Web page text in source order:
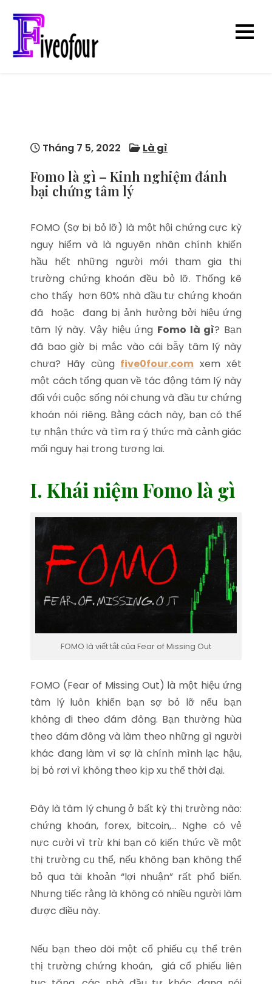
content
Tháng 7 5, 2022 Là gì
Fomo là gì – Kinh nghiệm đánh
bại chứng tâm lý
FOMO (Sợ bị bỏ lỡ) là một hội chứng cực kỳ
nguy hiểm và là nguyên nhân chính khiến
hầu hết những người mới tham gia thị
trường chứng khoán đều bỏ lỡ. Thống kê
cho thấy hơn 60% nhà đầu tư chứng khoán
đã hoặc đang bị ảnh hưởng bởi hiệu ứng
tâm lý này. Vậy hiệu ứng Fomo là gì? Bạn
đã bao giờ bị mắc vào cái bẫy tâm lý này
chưa? Hãy cùng five0four.com xem xét
một cách tổng quan về tác động tâm lý này
đối với cuộc sống nói chung và đầu tư chứng
khoán nói riêng. Bằng cách này, bạn có thể
tự nhận thức và tìm ra ý thức mà cảnh giác
mối nguy hại trong tương lai.
I. Khái niệm Fomo là gì
FOMO là viết tắt của Fear of Missing Out
FOMO (Fear of Missing Out) là một hiệu ứng
tâm lý luôn khiến bạn sợ bỏ lỡ nếu bạn
không đi theo đám đông. Bạn thường hùa
theo đám đông và làm theo những gì người
khác đang làm vì sợ là chính mình lạc hậu,
bị bỏ rơi vì không theo kịp xu thế thời đại.
Đây là tâm lý chung ở bất kỳ thị trường nào:
chứng khoán, forex, bitcoin,… Nghe có vẻ
nực cười vì trừ khi bạn có kiến ​​thức về một
thị trường cụ thể, nếu không bạn không thể
bỏ qua tài khoản “lợi nhuận” rất phổ biến.
Nhưng tiếc rằng là không có nhiều người làm
được điều này.
Nếu bạn theo dõi một cổ phiếu cụ thể trên
thị trường chứng khoán, giá cổ phiếu liên